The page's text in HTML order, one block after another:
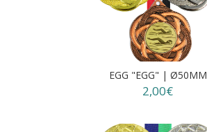
EGG "EGG" | Ø50MM
2,00€